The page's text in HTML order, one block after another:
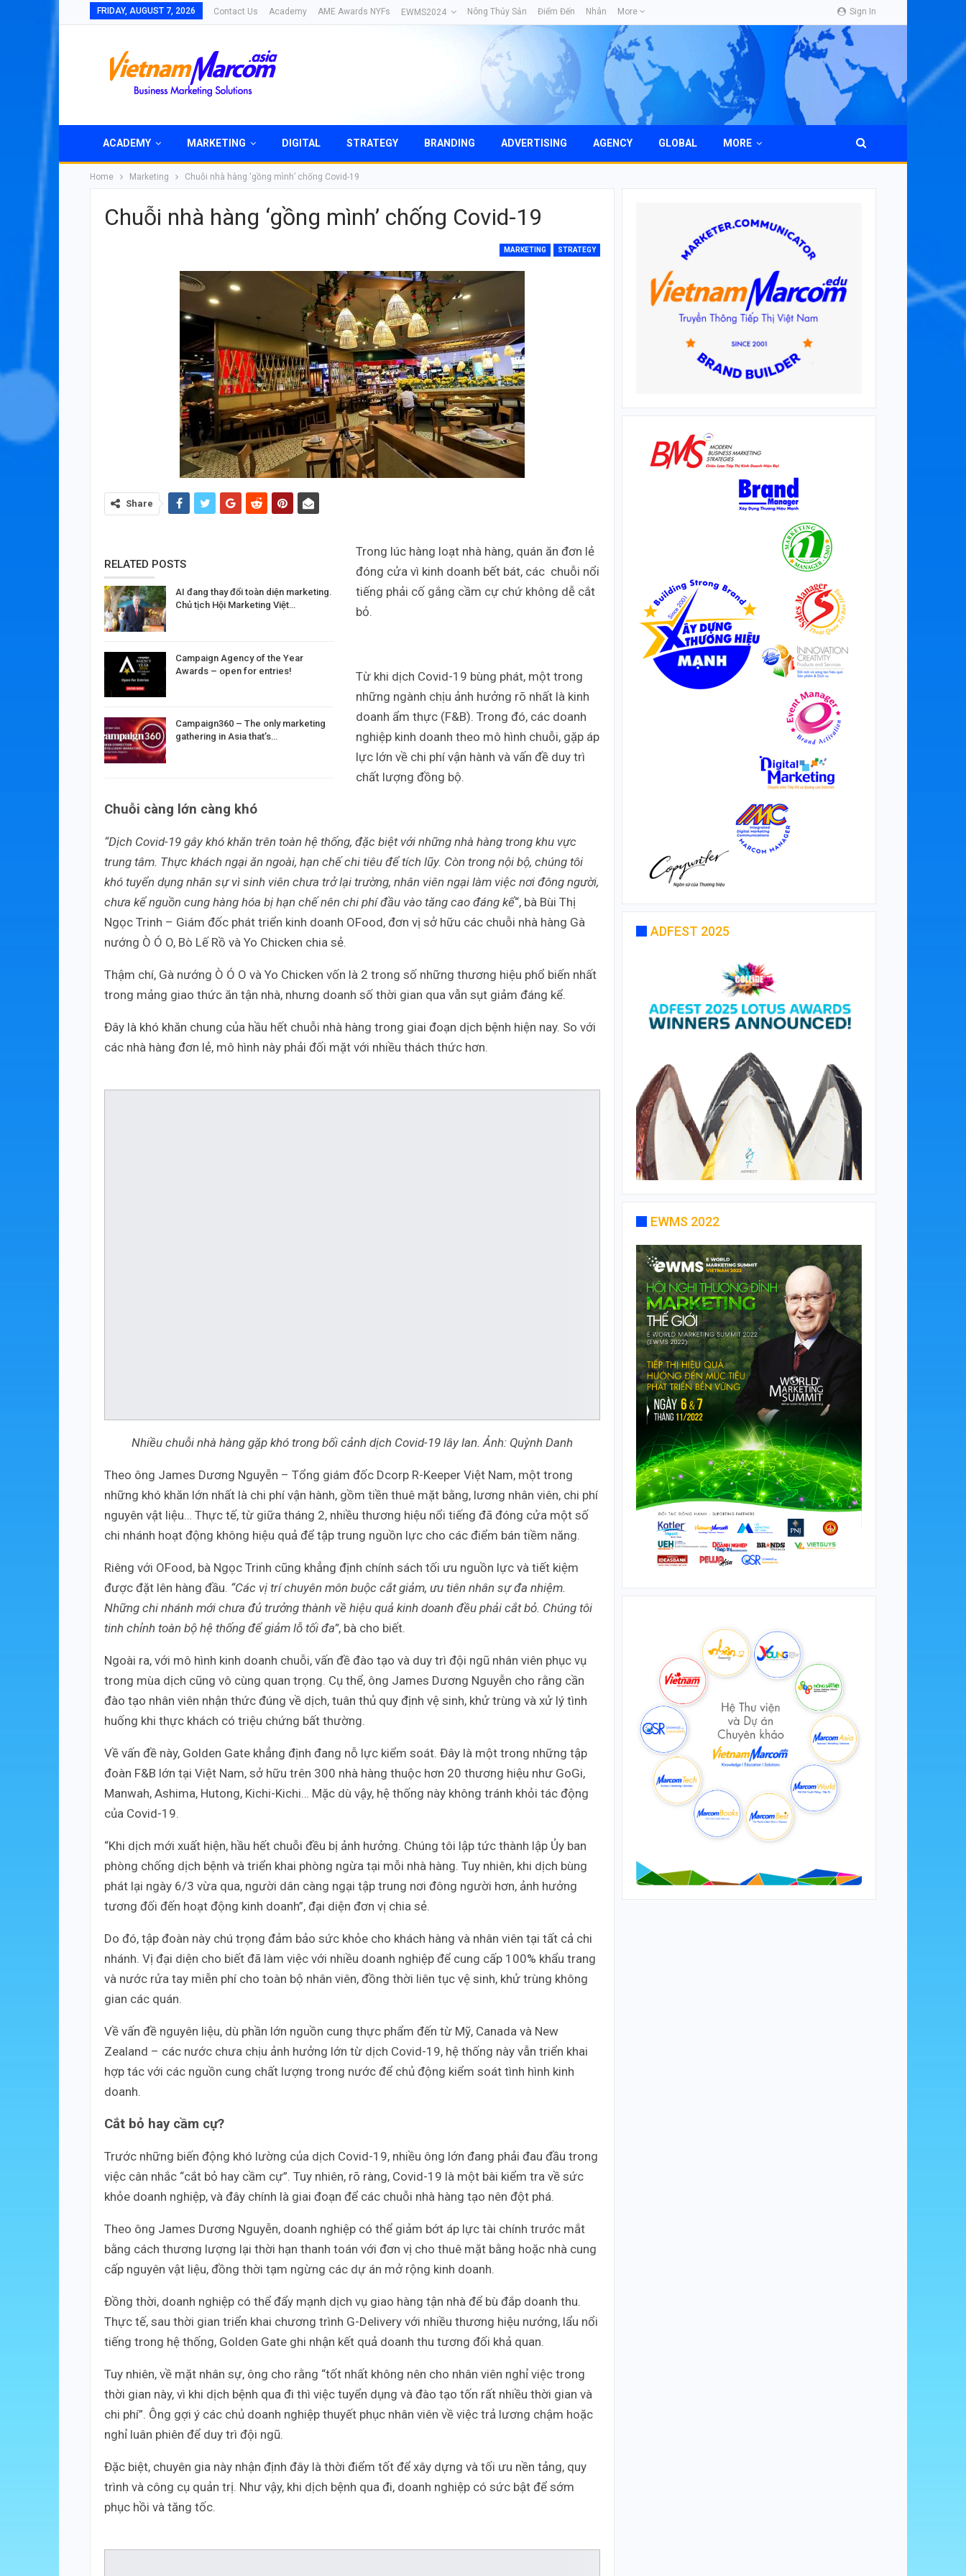
Sign In
FRIDAY, AUGUST 7, 2026 Contact Us Academy AME Awards NYFs EWMS2024 Nông Thủy Sản Điểm Đến Nhân More
ACADEMY MARKETING DIGITAL STRATEGY BRANDING ADVERTISING AGENCY GLOBAL MORE
Home Marketing Chuỗi nhà hàng ‘gồng mình’ chống Covid-19
Chuỗi nhà hàng ‘gồng mình’ chống Covid-19
MARKETING STRATEGY
Share
RELATED POSTS
AI đang thay đổi toàn diện marketing.
Chủ tịch Hội Marketing Việt…
Campaign Agency of the Year
Awards – open for entries!
Campaign360 – The only marketing
gathering in Asia that’s…
Trong lúc hàng loạt nhà hàng, quán ăn đơn lẻ
đóng cửa vì kinh doanh bết bát, các chuỗi nổi
tiếng phải cố gắng cầm cự chứ không dễ cắt
bỏ.
Từ khi dịch Covid-19 bùng phát, một trong
những ngành chịu ảnh hưởng rõ nhất là kinh
doanh ẩm thực (F&B). Trong đó, các doanh
nghiệp kinh doanh theo mô hình chuỗi, gặp áp
lực lớn về chi phí vận hành và vấn đề duy trì
chất lượng đồng bộ.
Chuỗi càng lớn càng khó
“Dịch Covid-19 gây khó khăn trên toàn hệ thống, đặc biệt với những nhà hàng trong khu vực
trung tâm. Thực khách ngại ăn ngoài, hạn chế chi tiêu để tích lũy. Còn trong nội bộ, chúng tôi
khó tuyển dụng nhân sự vì sinh viên chưa trở lại trường, nhân viên ngại làm việc nơi đông người,
chưa kể nguồn cung hàng hóa bị hạn chế nên chi phí đầu vào tăng cao đáng kể“, bà Bùi Thị
Ngọc Trinh – Giám đốc phát triển kinh doanh OFood, đơn vị sở hữu các chuỗi nhà hàng Gà
nướng Ò Ó O, Bò Lế Rồ và Yo Chicken chia sẻ.
Thậm chí, Gà nướng Ò Ó O và Yo Chicken vốn là 2 trong số những thương hiệu phổ biến nhất
trong mảng giao thức ăn tận nhà, nhưng doanh số thời gian qua vẫn sụt giảm đáng kể.
Đây là khó khăn chung của hầu hết chuỗi nhà hàng trong giai đoạn dịch bệnh hiện nay. So với
các nhà hàng đơn lẻ, mô hình này phải đối mặt với nhiều thách thức hơn.
Nhiều chuỗi nhà hàng gặp khó trong bối cảnh dịch Covid-19 lây lan. Ảnh: Quỳnh Danh
Theo ông James Dương Nguyễn – Tổng giám đốc Dcorp R-Keeper Việt Nam, một trong
những khó khăn lớn nhất là chi phí vận hành, gồm tiền thuê mặt bằng, lương nhân viên, chi phí
nguyên vật liệu… Thực tế, từ giữa tháng 2, nhiều thương hiệu nổi tiếng đã đóng cửa một số
chi nhánh hoạt động không hiệu quả để tập trung nguồn lực cho các điểm bán tiềm năng.
Riêng với OFood, bà Ngọc Trinh cũng khẳng định chính sách tối ưu nguồn lực và tiết kiệm
được đặt lên hàng đầu. “Các vị trí chuyên môn buộc cắt giảm, ưu tiên nhân sự đa nhiệm.
Những chi nhánh mới chưa đủ trưởng thành về hiệu quả kinh doanh đều phải cắt bỏ. Chúng tôi
tinh chỉnh toàn bộ hệ thống để giảm lỗ tối đa”, bà cho biết.
Ngoài ra, với mô hình kinh doanh chuỗi, vấn đề đào tạo và duy trì đội ngũ nhân viên phục vụ
trong mùa dịch cũng vô cùng quan trọng. Cụ thể, ông James Dương Nguyễn cho rằng cần
đào tạo nhân viên nhận thức đúng về dịch, tuân thủ quy định vệ sinh, khử trùng và xử lý tình
huống khi thực khách có triệu chứng bất thường.
Về vấn đề này, Golden Gate khẳng định đang nỗ lực kiểm soát. Đây là một trong những tập
đoàn F&B lớn tại Việt Nam, sở hữu trên 300 nhà hàng thuộc hơn 20 thương hiệu như GoGi,
Manwah, Ashima, Hutong, Kichi-Kichi… Mặc dù vậy, hệ thống này không tránh khỏi tác động
của Covid-19.
“Khi dịch mới xuất hiện, hầu hết chuỗi đều bị ảnh hưởng. Chúng tôi lập tức thành lập Ủy ban
phòng chống dịch bệnh và triển khai phòng ngừa tại mỗi nhà hàng. Tuy nhiên, khi dịch bùng
phát lại ngày 6/3 vừa qua, người dân càng ngại tập trung nơi đông người hơn, ảnh hưởng
tương đối đến hoạt động kinh doanh”, đại diện đơn vị chia sẻ.
Do đó, tập đoàn này chú trọng đảm bảo sức khỏe cho khách hàng và nhân viên tại tất cả chi
nhánh. Vị đại diện cho biết đã làm việc với nhiều doanh nghiệp để cung cấp 100% khẩu trang
và nước rửa tay miễn phí cho toàn bộ nhân viên, đồng thời liên tục vệ sinh, khử trùng không
gian các quán.
Về vấn đề nguyên liệu, dù phần lớn nguồn cung thực phẩm đến từ Mỹ, Canada và New
Zealand – các nước chưa chịu ảnh hưởng lớn từ dịch Covid-19, hệ thống này vẫn triển khai
hợp tác với các nguồn cung chất lượng trong nước để chủ động kiểm soát tình hình kinh
doanh.
Cắt bỏ hay cầm cự?
Trước những biến động khó lường của dịch Covid-19, nhiều ông lớn đang phải đau đầu trong
việc cân nhắc “cắt bỏ hay cầm cự”. Tuy nhiên, rõ ràng, Covid-19 là một bài kiểm tra về sức
khỏe doanh nghiệp, và đây chính là giai đoạn để các chuỗi nhà hàng tạo nên đột phá.
Theo ông James Dương Nguyễn, doanh nghiệp có thể giảm bớt áp lực tài chính trước mắt
bằng cách thương lượng lại thời hạn thanh toán với đơn vị cho thuê mặt bằng hoặc nhà cung
cấp nguyên vật liệu, đồng thời tạm ngừng các dự án mở rộng kinh doanh.
Đồng thời, doanh nghiệp có thể đẩy mạnh dịch vụ giao hàng tận nhà để bù đắp doanh thu.
Thực tế, sau thời gian triển khai chương trình G-Delivery với nhiều thương hiệu nướng, lẩu nổi
tiếng trong hệ thống, Golden Gate ghi nhận kết quả doanh thu tương đối khả quan.
Tuy nhiên, về mặt nhân sự, ông cho rằng “tốt nhất không nên cho nhân viên nghỉ việc trong
thời gian này, vì khi dịch bệnh qua đi thì việc tuyển dụng và đào tạo tốn rất nhiều thời gian và
chi phí”. Ông gợi ý các chủ doanh nghiệp thuyết phục nhân viên về việc trả lương chậm hoặc
nghỉ luân phiên để duy trì đội ngũ.
Đặc biệt, chuyên gia này nhận định đây là thời điểm tốt để xây dựng và tối ưu nền tảng, quy
trình và công cụ quản trị. Như vậy, khi dịch bệnh qua đi, doanh nghiệp có sức bật để sớm
phục hồi và tăng tốc.
ADFEST 2025
EWMS 2022